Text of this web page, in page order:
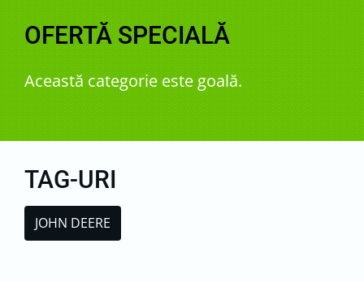
OFERTĂ SPECIALĂ
Această categorie este goală.
TAG-URI
JOHN DEERE